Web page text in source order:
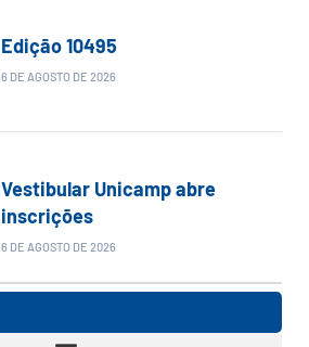
Edição 10495
6 DE AGOSTO DE 2026
Vestibular Unicamp abre
inscrições
6 DE AGOSTO DE 2026